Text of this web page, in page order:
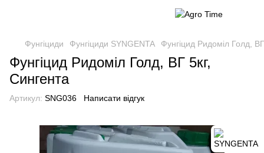
Фунгіциди Фунгіциди SYNGENTA Фунгіцид Ридоміл Голд,
Фунгіцид Ридоміл Голд, ВГ 5кг,
Сингента
Артикул: SNG036 Написати відгук